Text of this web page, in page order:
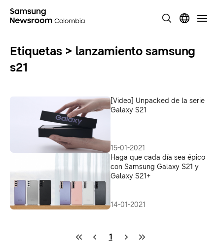
Etiquetas > lanzamiento samsung
s21
[Video] Unpacked de la serie
Galaxy S21
15-01-2021
Haga que cada día sea épico
con Samsung Galaxy S21 y
Galaxy S21+
14-01-2021
1